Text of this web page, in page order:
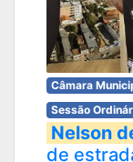
Câmara
Sessão
Nelson
de